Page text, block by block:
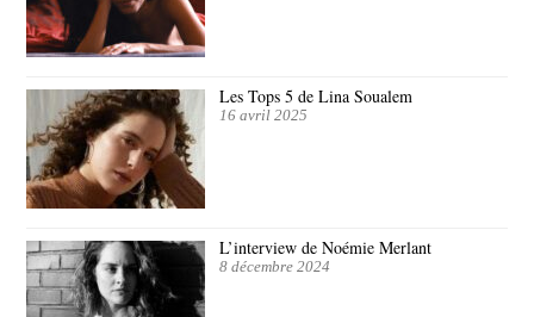
Les Tops 5 de Lina Soualem
16 avril 2025
L’interview de Noémie Merlant
8 décembre 2024